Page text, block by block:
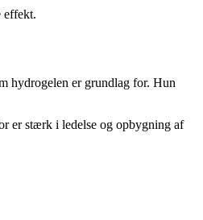
effekt.
hydrogelen er grundlag for. Hun
er stærk i ledelse og opbygning af